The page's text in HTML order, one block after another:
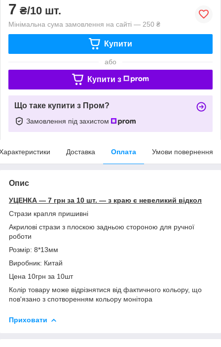
7 ₴/10 шт.
Мінімальна сума замовлення на сайті — 250 ₴
Купити
або
Купити з
Що таке купити з Пром?
Замовлення під захистом
Доставка Оплата Умови повернення
Опис
УЦЕНКА — 7 грн за 10 шт. — з краю є невеликий відкол
Стрази крапля пришивні
Акрилові стрази з плоскою задньою стороною для ручної
роботи
Розмір: 8*13мм
Виробник: Китай
Цена 10грн за 10шт
Колір товару може відрізнятися від фактичного кольору, що
пов'язано з спотворенням кольору монітора
Приховати